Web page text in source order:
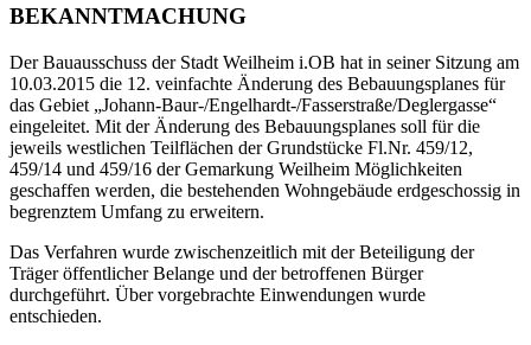
BEKANNTMACHUNG
Der Bauausschuss der Stadt Weilheim i.OB hat in seiner Sitzung am
10.03.2015 die 12. veinfachte Änderung des Bebauungsplanes für
das Gebiet „Johann-Baur-/Engelhardt-/Fasserstraße/Deglergasse“
eingeleitet. Mit der Änderung des Bebauungsplanes soll für die
jeweils westlichen Teilflächen der Grundstücke Fl.Nr. 459/12,
459/14 und 459/16 der Gemarkung Weilheim Möglichkeiten
geschaffen werden, die bestehenden Wohngebäude erdgeschossig in
begrenztem Umfang zu erweitern.
Das Verfahren wurde zwischenzeitlich mit der Beteiligung der
Träger öffentlicher Belange und der betroffenen Bürger
durchgeführt. Über vorgebrachte Einwendungen wurde
entschieden.